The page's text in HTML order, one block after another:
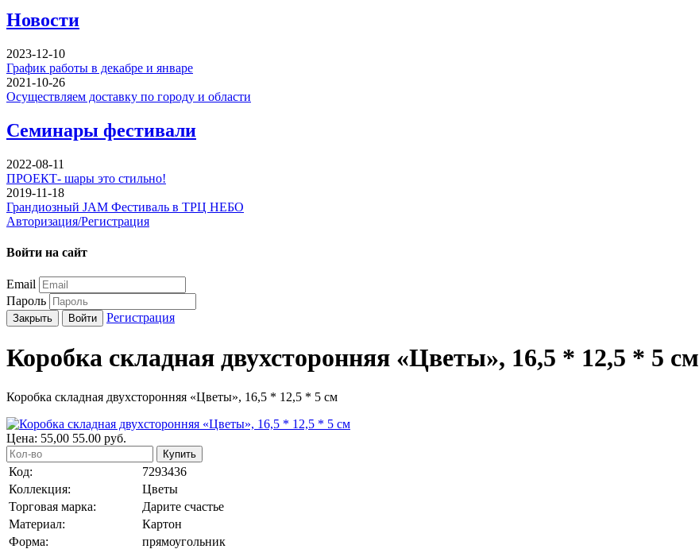
Новости
2023-12-10
График работы в декабре и январе
2021-10-26
Осуществляем доставку по городу и области
Семинары фестивали
2022-08-11
ПРОЕКТ- шары это стильно!
2019-11-18
Грандиозный JAM Фестиваль в ТРЦ НЕБО
Авторизация/Регистрация
Войти на сайт
Email
Пароль
Закрыть Войти Регистрация
Коробка складная двухсторонняя «Цветы», 16,5 * 12,5 * 5 см
Коробка складная двухсторонняя «Цветы», 16,5 * 12,5 * 5 см
Цена: 55,00 55.00 руб.
Купить
Код:
7293436
Коллекция:
Цветы
Торговая марка:
Дарите счастье
Материал:
Картон
Форма:
прямоугольник